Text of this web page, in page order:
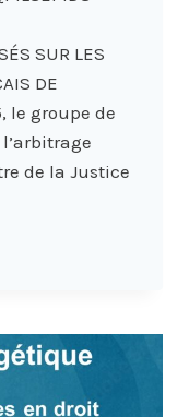
SUR LES
DE
le groupe de
de la Justice